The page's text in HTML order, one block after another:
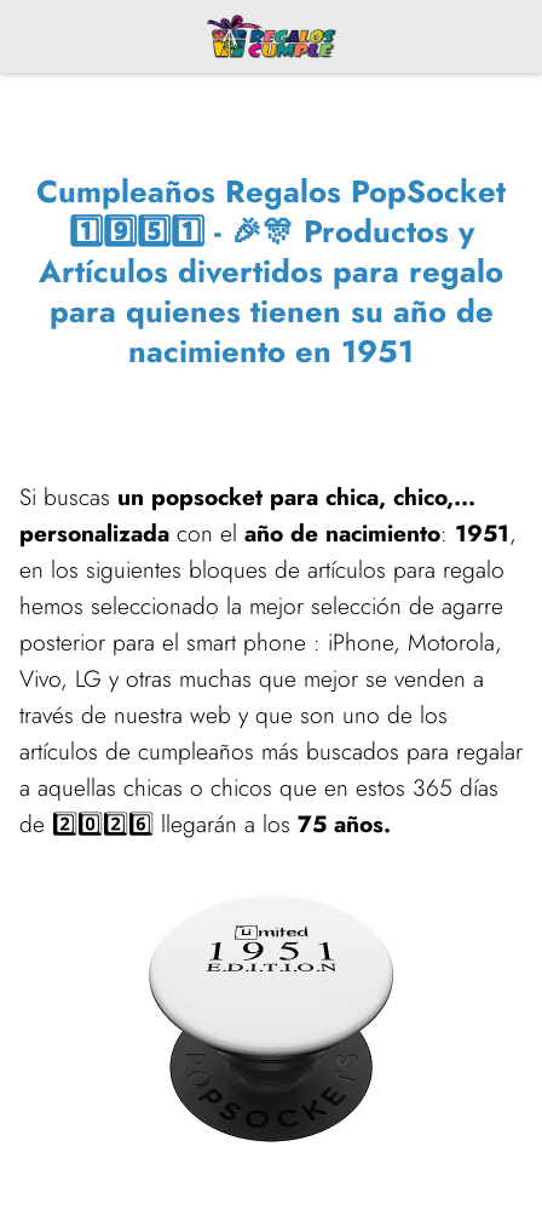
Cumpleaños Regalos PopSocket
1️⃣9️⃣5️⃣1️⃣ - 🎉🎊 Productos y
Artículos divertidos para regalo
para quienes tienen su año de
nacimiento en 1951
Si buscas un popsocket para chica, chico,...
personalizada con el año de nacimiento: 1951,
en los siguientes bloques de artículos para regalo
hemos seleccionado la mejor selección de agarre
posterior para el smart phone : iPhone, Motorola,
Vivo, LG y otras muchas que mejor se venden a
través de nuestra web y que son uno de los
artículos de cumpleaños más buscados para regalar
a aquellas chicas o chicos que en estos 365 días
de 2️⃣0️⃣2️⃣6️⃣ llegarán a los 75 años.